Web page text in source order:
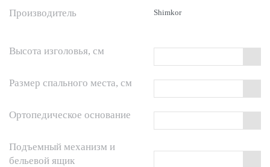
Производитель Shimkor
Высота изголовья, см
Размер спального места, см
Ортопедическое основание
Подъемный механизм и
бельевой ящик